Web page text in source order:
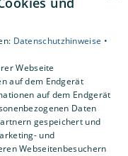
benötigen
Datenschutzhinweise •
Webseite
auf dem Endgerät
auf dem Endgerät
Daten
gespeichert und
und
Webseitenbesuchern